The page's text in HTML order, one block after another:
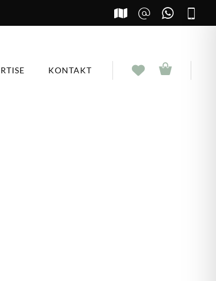
KONTAKT